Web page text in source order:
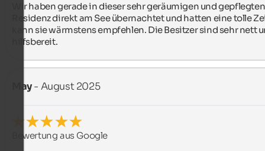
Wir haben gerade in dieser sehr geräumigen und gepflegten
Residenz direkt am See übernachtet und hatten eine tolle
kann sie wärmstens empfehlen. Die Besitzer sind sehr nett
hilfsbereit.
May- August 2025
Bewertung aus Google